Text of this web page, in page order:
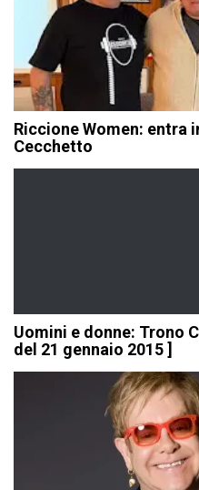
Riccione Women: entra
Cecchetto
Uomini e donne: Trono
del 21 gennaio 2015 ]